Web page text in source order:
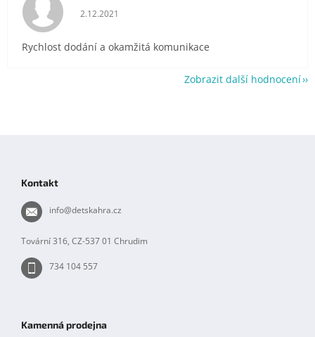
Hodnocení obchodu je 5 z 5 hvězdiček.
2.12.2021
Rychlost dodání a okamžitá komunikace
Zobrazit další hodnocení
Kontakt
info@detskahra.cz
Tovární 316, CZ-537 01 Chrudim
734 104 557
Kamenná prodejna